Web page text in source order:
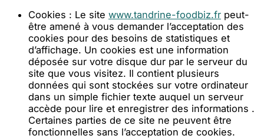
Cookies : Le site www.tandrine-foodbiz.fr peut-
être amené à vous demander l’acceptation des
cookies pour des besoins de statistiques et
d’affichage. Un cookies est une information
déposée sur votre disque dur par le serveur du
site que vous visitez. Il contient plusieurs
données qui sont stockées sur votre ordinateur
dans un simple fichier texte auquel un serveur
accède pour lire et enregistrer des informations .
Certaines parties de ce site ne peuvent être
fonctionnelles sans l’acceptation de cookies.